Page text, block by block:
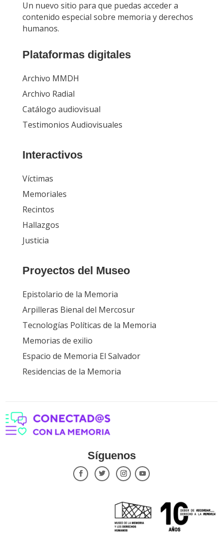
Un nuevo sitio para que puedas acceder a
contenido especial sobre memoria y derechos
humanos.
Plataformas digitales
Archivo MMDH
Archivo Radial
Catálogo audiovisual
Testimonios Audiovisuales
Interactivos
Víctimas
Memoriales
Recintos
Hallazgos
Justicia
Proyectos del Museo
Epistolario de la Memoria
Arpilleras Bienal del Mercosur
Tecnologías Políticas de la Memoria
Memorias de exilio
Espacio de Memoria El Salvador
Residencias de la Memoria
Síguenos